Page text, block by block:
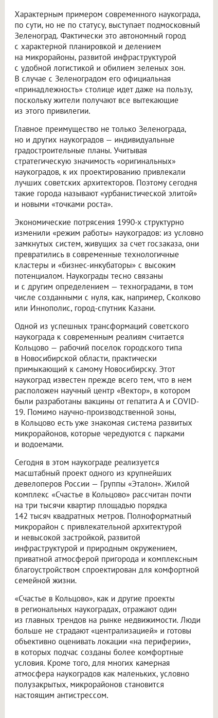
Характерным примером современного наукограда,
по сути, но не по статусу, выступает подмосковный
Зеленоград. Фактически это автономный город
с характерной планировкой и делением
на микрорайоны, развитой инфраструктурой
с удобной логистикой и обилием зеленых зон.
В случае с Зеленоградом его официальная
«принадлежность» столице идет даже на пользу,
поскольку жители получают все вытекающие
из этого привилегии.
Главное преимущество не только Зеленограда,
но и других наукоградов — индивидуальные
градостроительные планы. Учитывая
стратегическую значимость «оригинальных»
наукоградов, к их проектированию привлекали
лучших советских архитекторов. Поэтому сегодня
такие города называют «урбанистической элитой»
и новыми «точками роста».
Экономические потрясения 1990-х структурно
изменили «режим работы» наукоградов: из условно
замкнутых систем, живущих за счет госзаказа, они
превратились в современные технологичные
кластеры и «бизнес-инкубаторы» с высоким
потенциалом. Наукограды тесно связаны
и с другим определением — техноградами, в том
числе созданными с нуля, как, например, Сколково
или Иннополис, город-спутник Казани.
Одной из успешных трансформаций советского
наукограда к современным реалиям считается
Кольцово — рабочий поселок городского типа
в Новосибирской области, практически
примыкающий к самому Новосибирску. Этот
наукоград известен прежде всего тем, что в нем
расположен научный центр «Вектор», в котором
были разработаны вакцины от гепатита А и COVID-
19. Помимо научно-производственной зоны,
в Кольцово есть уже знакомая система развитых
микрорайонов, которые чередуются с парками
и водоемами.
Сегодня в этом наукограде реализуется
масштабный проект одного из крупнейших
девелоперов России — Группы «Эталон». Жилой
комплекс «Счастье в Кольцово» рассчитан почти
на три тысячи квартир площадью порядка
142 тысяч квадратных метров. Полноформатный
микрорайон с привлекательной архитектурой
и невысокой застройкой, развитой
инфраструктурой и природным окружением,
приватной атмосферой пригорода и комплексным
благоустройством спроектирован для комфортной
семейной жизни.
«Счастье в Кольцово», как и другие проекты
в региональных наукоградах, отражают один
из главных трендов на рынке недвижимости. Люди
больше не страдают «централизацией» и готовы
объективно оценивать локации «на периферии»,
в которых подчас созданы более комфортные
условия. Кроме того, для многих камерная
атмосфера наукоградов как маленьких, условно
полузакрытых, микрорайонов становится
настоящим антистрессом.